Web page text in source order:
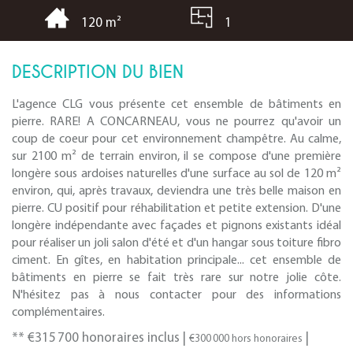
120 m² 1
DESCRIPTION DU BIEN
L'agence CLG vous présente cet ensemble de bâtiments en
pierre. RARE! A CONCARNEAU, vous ne pourrez qu'avoir un
coup de coeur pour cet environnement champêtre. Au calme,
sur 2100 m² de terrain environ, il se compose d'une première
longère sous ardoises naturelles d'une surface au sol de 120 m²
environ, qui, après travaux, deviendra une très belle maison en
pierre. CU positif pour réhabilitation et petite extension. D'une
longère indépendante avec façades et pignons existants idéal
pour réaliser un joli salon d'été et d'un hangar sous toiture fibro
ciment. En gîtes, en habitation principale... cet ensemble de
bâtiments en pierre se fait très rare sur notre jolie côte.
N'hésitez pas à nous contacter pour des informations
complémentaires.
** €315 700 honoraires inclus €300 000 hors honoraires